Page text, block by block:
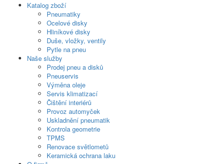
Katalog zboží
Pneumatiky
Ocelové disky
Hliníkové disky
Duše, vložky, ventily
Pytle na pneu
Naše služby
Prodej pneu a disků
Pneuservis
Výměna oleje
Servis klimatizací
Čištění interiérů
Provoz automyček
Uskladnění pneumatik
Kontrola geometrie
TPMS
Renovace světlometů
Keramická ochrana laku